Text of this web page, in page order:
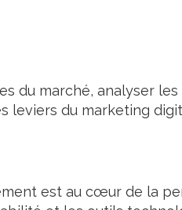
du marché, analyser
leviers du marketing
est au cœur de la